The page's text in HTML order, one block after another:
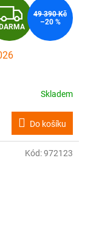
Z
D
M
A
49 390 Kč
–20 %
Skladem
Do košíku
Kód:972123